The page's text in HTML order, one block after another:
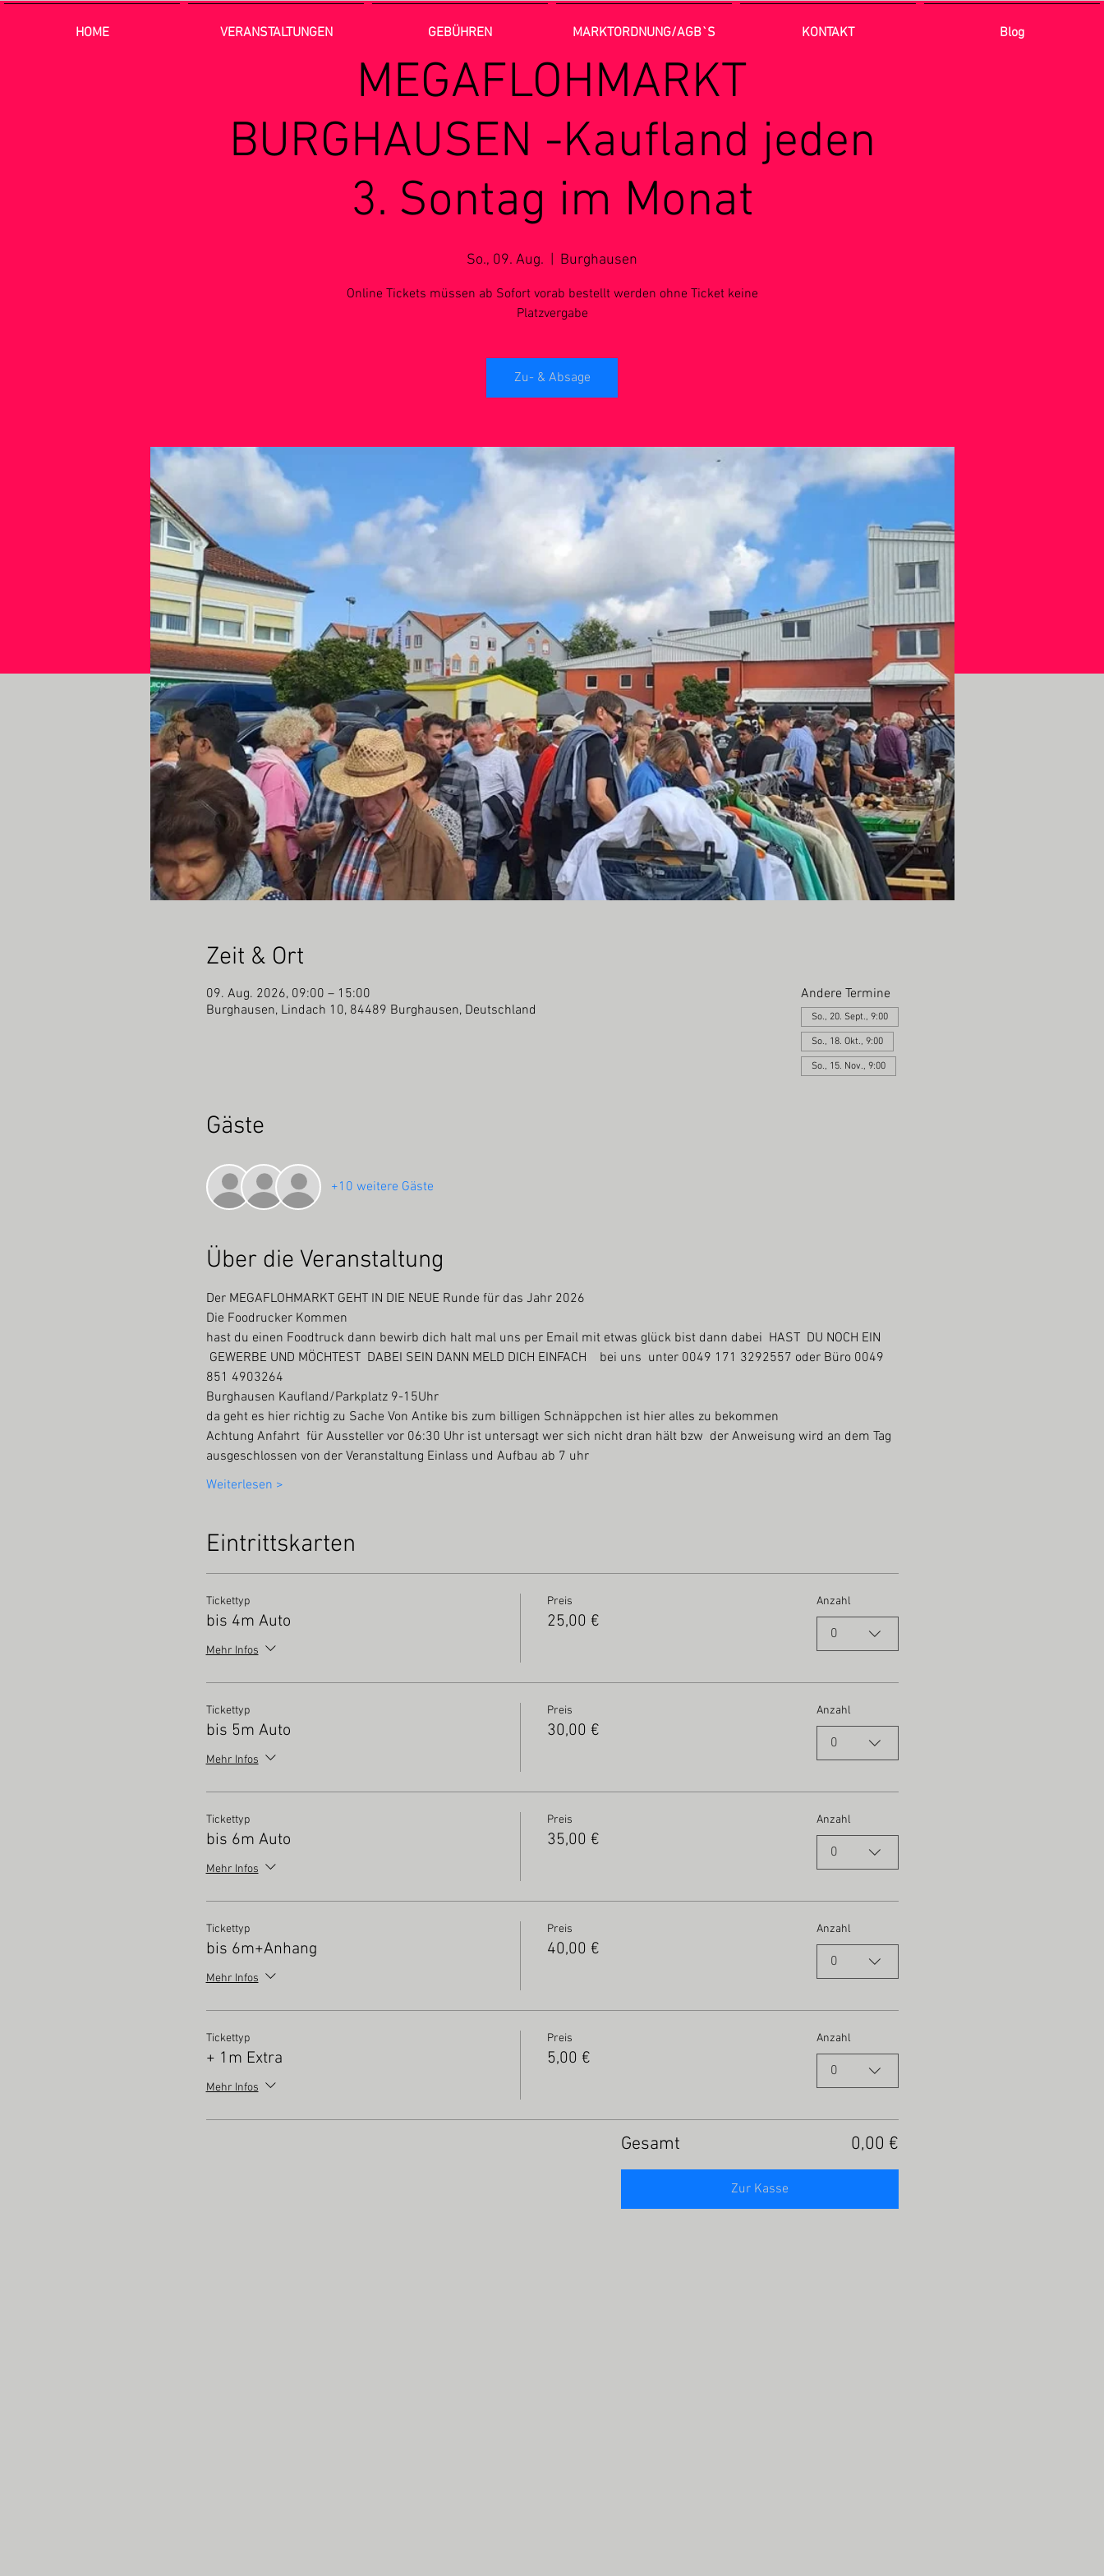
HOME VERANSTALTUNGEN GEBÜHREN MARKTORDNUNG/AGB`S KONTAKT Blog
MEGAFLOHMARKT
BURGHAUSEN -Kaufland jeden
3. Sontag im Monat
So., 09. Aug. Burghausen
Online Tickets müssen ab Sofort vorab bestellt werden ohne Ticket keine
Platzvergabe
Zu- & Absage
Zeit & Ort
09. Aug. 2026, 09:00 – 15:00
Burghausen, Lindach 10, 84489 Burghausen, Deutschland
Andere Termine
So., 20. Sept., 9:00
So., 18. Okt., 9:00
So., 15. Nov., 9:00
Gäste
+10 weitere Gäste
Über die Veranstaltung
Der MEGAFLOHMARKT GEHT IN DIE NEUE Runde für das Jahr 2026
Die Foodrucker Kommen
hast du einen Foodtruck dann bewirb dich halt mal uns per Email mit etwas glück bist dann dabei  HAST  DU NOCH EIN
GEWERBE UND MÖCHTEST  DABEI SEIN DANN MELD DICH EINFACH    bei uns  unter 0049 171 3292557 oder Büro 0049
851 4903264
Burghausen Kaufland/Parkplatz 9-15Uhr
da geht es hier richtig zu Sache Von Antike bis zum billigen Schnäppchen ist hier alles zu bekommen
Achtung Anfahrt  für Aussteller vor 06:30 Uhr ist untersagt wer sich nicht dran hält bzw  der Anweisung wird an dem Tag
ausgeschlossen von der Veranstaltung Einlass und Aufbau ab 7 uhr
Weiterlesen >
Eintrittskarten
Tickettyp
bis 4m Auto
Mehr Infos
Preis
25,00 €
Anzahl
0
Tickettyp
bis 5m Auto
Mehr Infos
Preis
30,00 €
Anzahl
0
Tickettyp
bis 6m Auto
Mehr Infos
Preis
35,00 €
Anzahl
0
Tickettyp
bis 6m+Anhang
Mehr Infos
Preis
40,00 €
Anzahl
0
Tickettyp
+ 1m Extra
Mehr Infos
Preis
5,00 €
Anzahl
0
Gesamt 0,00 €
Zur Kasse